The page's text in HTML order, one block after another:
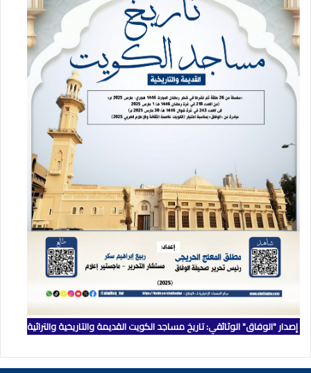
إصدار "الوفاق" الوثائقي: تاريخ مساجد الكويت القديمة والتاريخية والتراثية